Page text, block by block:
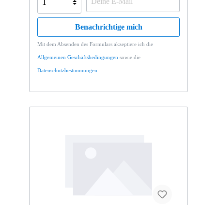
Benachrichtige mich
Mit dem Absenden des Formulars akzeptiere ich die
Allgemeinen Geschäftsbedingungen sowie die
Datenschutzbestimmungen